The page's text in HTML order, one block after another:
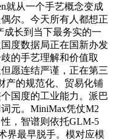
就从一个手艺概念变成
尔。今天所有人都想正
长到当下最务实的一
度数据局正在国新办发
的手艺理解和价值取
愿连结严谨，正在第三
产的规范化、贸易化铺
国度的工业能力。派巴
元。MiniMax凭仗M2
，智谱则依托GLM-5
界最早脱手。模对应模